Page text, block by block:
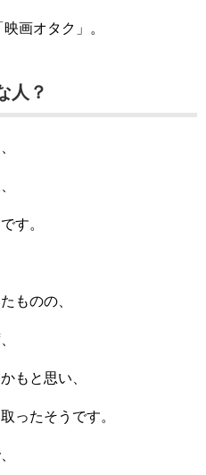
画オタク」。
人？
す。
ものの、
もと思い、
ったそうです。